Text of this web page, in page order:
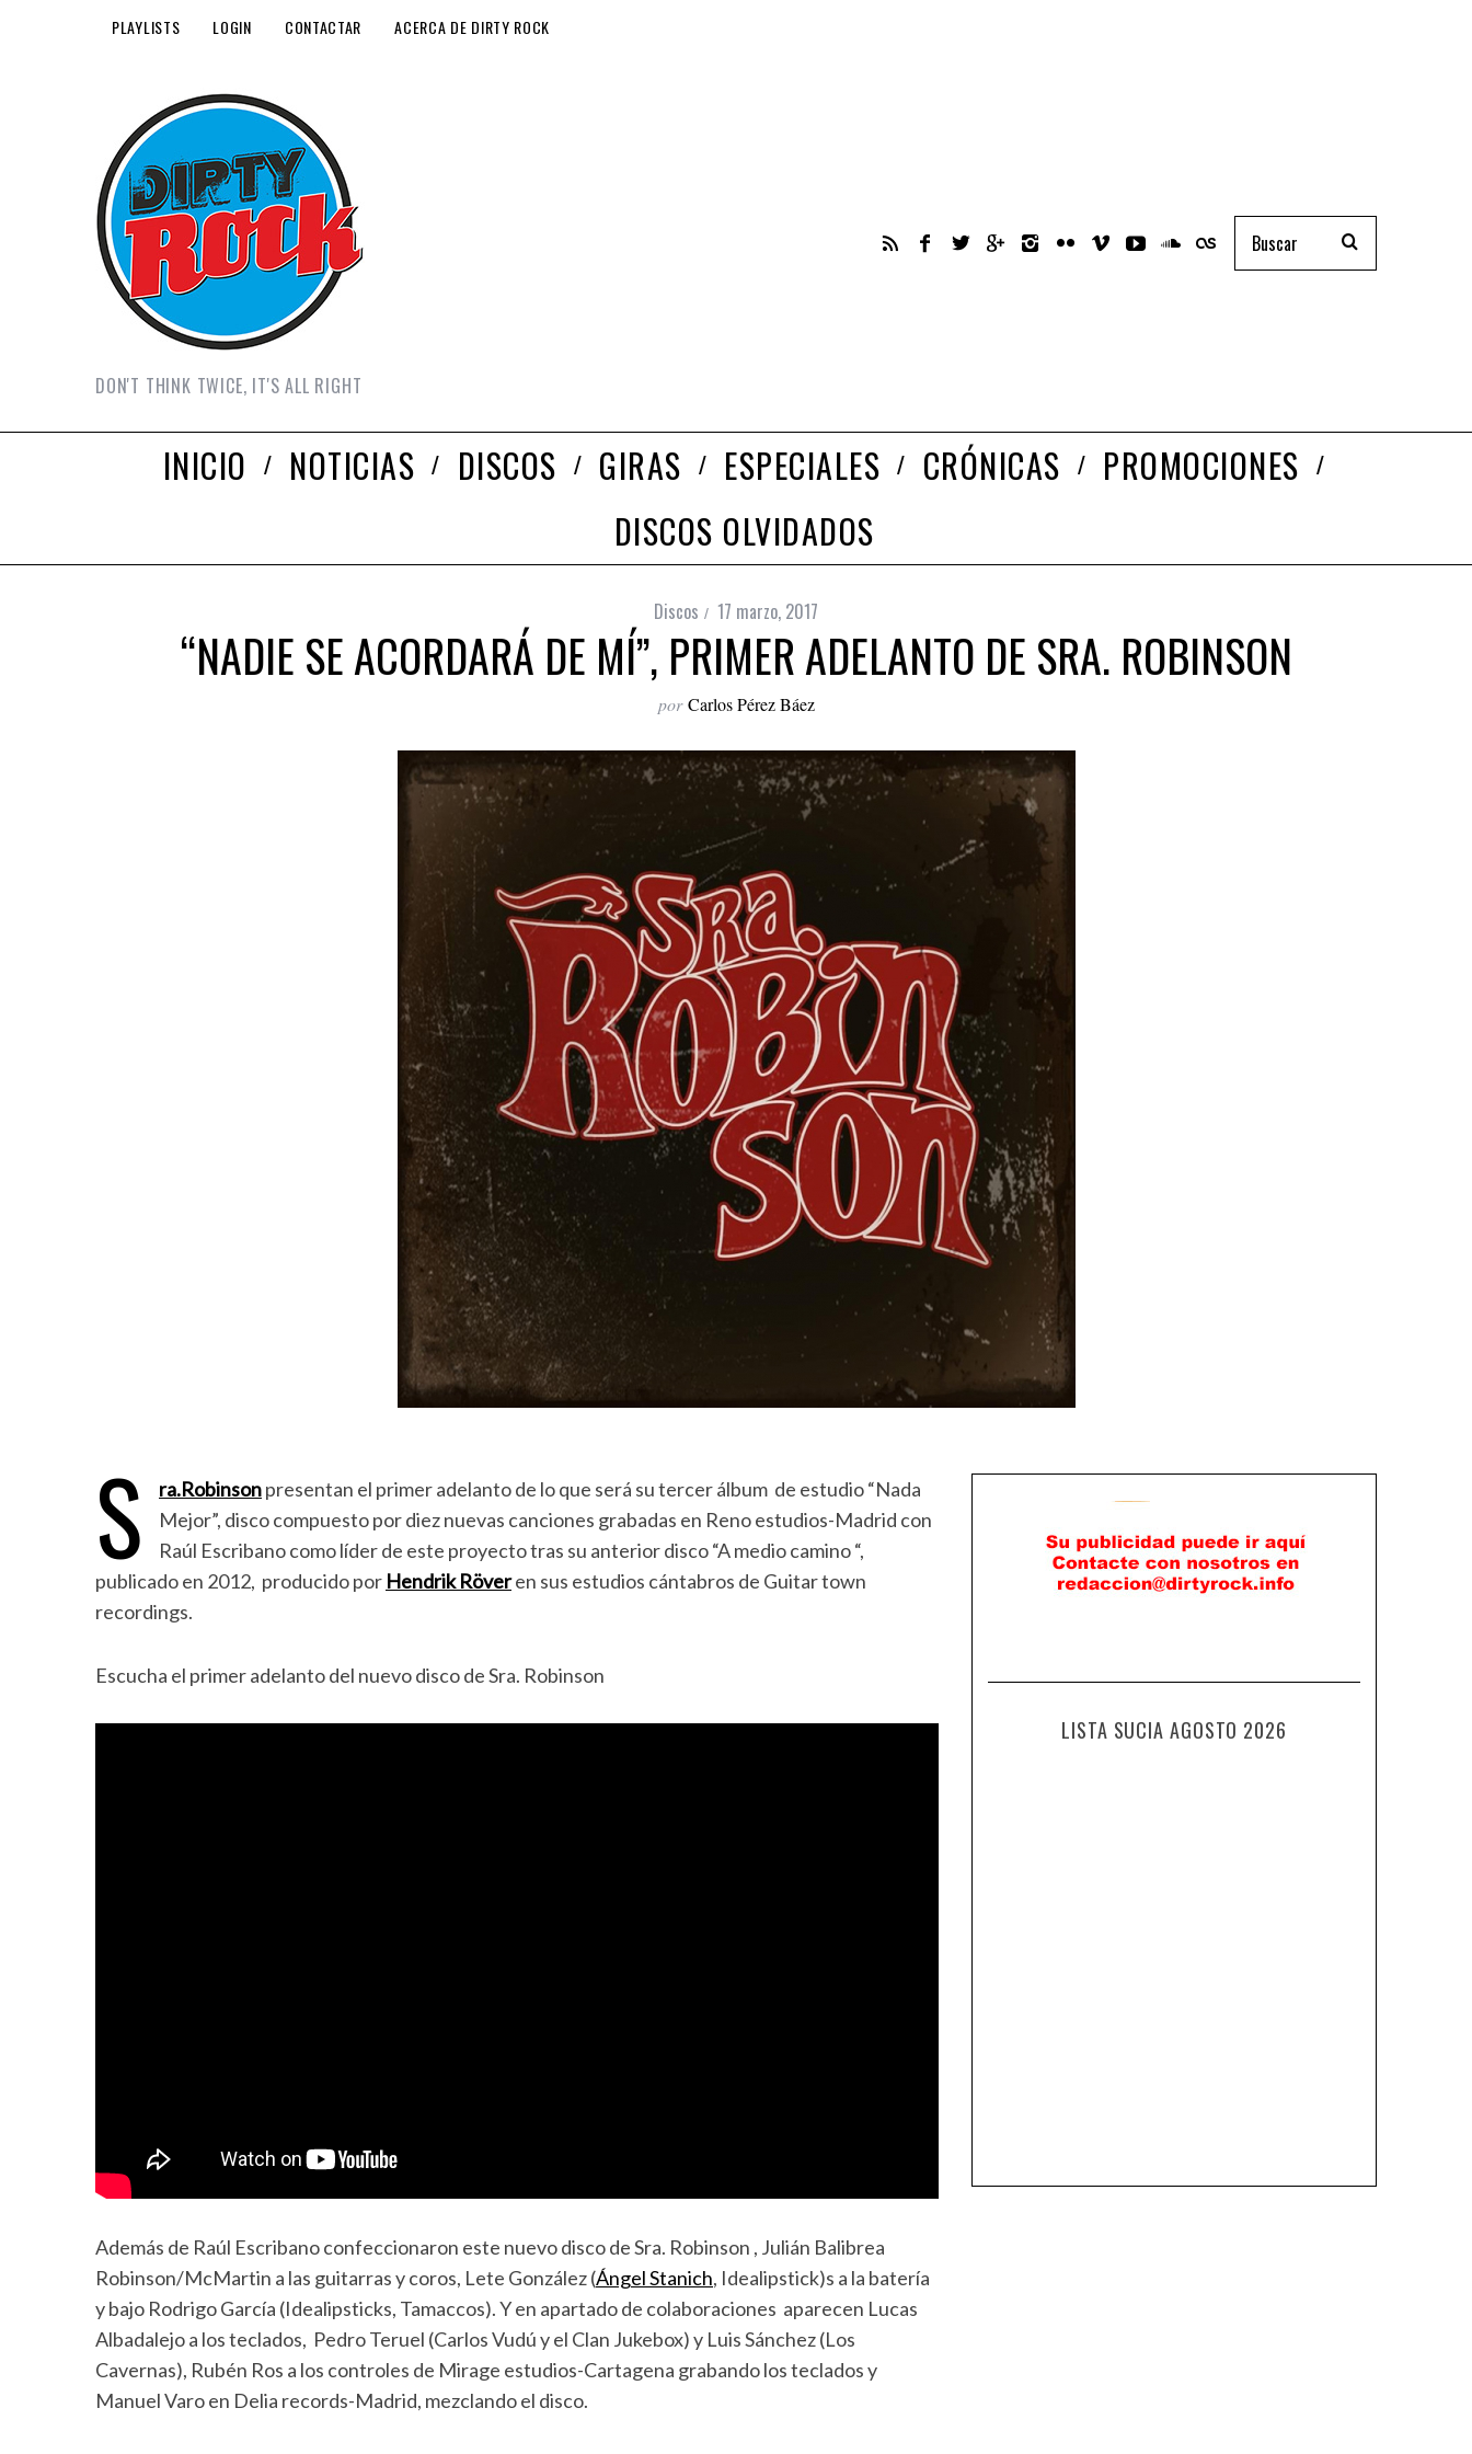
PLAYLISTS LOGIN CONTACTAR ACERCA DE DIRTY ROCK
DON'T THINK TWICE, IT'S ALL RIGHT
INICIO NOTICIAS DISCOS GIRAS ESPECIALES CRÓNICAS
PROMOCIONES
DISCOS OLVIDADOS
Discos 17 marzo, 2017
“NADIE SE ACORDARÁ DE MÍ”, PRIMER ADELANTO DE SRA. ROBINSON
por Carlos Pérez Báez
S ra.Robinsonpresentan el primer adelanto de lo que será su tercer álbum de estudio “Nada
Mejor”, disco compuesto por diez nuevas canciones grabadas en Reno estudios-Madrid con
Raúl Escribano como líder de este proyecto tras su anterior disco “A medio camino “,
publicado en 2012, producido por Hendrik Röveren sus estudios cántabros de Guitar town
recordings.
Escucha el primer adelanto del nuevo disco de Sra. Robinson
Además de Raúl Escribano confeccionaron este nuevo disco de Sra. Robinson , Julián Balibrea
Robinson/McMartin a las guitarras y coros, Lete González (Ángel Stanich, Idealipstick)s a la batería
y bajo Rodrigo García (Idealipsticks, Tamaccos). Y en apartado de colaboraciones aparecen Lucas
Albadalejo a los teclados, Pedro Teruel (Carlos Vudú y el Clan Jukebox) y Luis Sánchez (Los
Cavernas), Rubén Ros a los controles de Mirage estudios-Cartagena grabando los teclados y
Manuel Varo en Delia records-Madrid, mezclando el disco.
LISTA SUCIA AGOSTO 2026